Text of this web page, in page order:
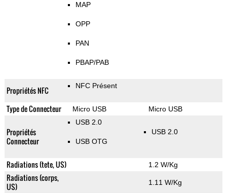
MAP
OPP
PAN
PBAP/PAB
Propriétés NFC NFC Présent
Type de Connecteur Micro USB Micro USB
Propriétés
Connecteur
USB 2.0
USB OTG
USB 2.0
Radiations (tete, US) 1.2 W/Kg
Radiations (corps,
US)
1.11 W/Kg